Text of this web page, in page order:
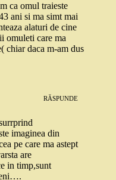
ca omul traieste
ani si ma simt mai
alaturi de cine
omuleti care ma
chiar daca m-am dus
RĂSPUNDE
imaginea din
pe care ma astept
are
in timp,sunt